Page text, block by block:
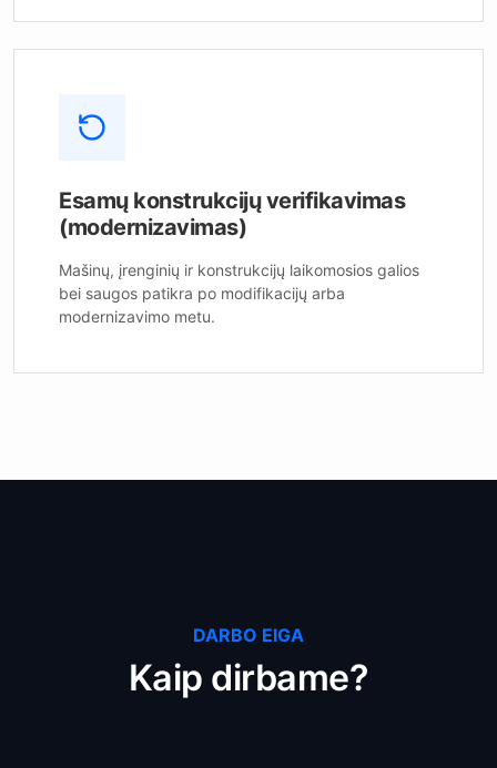
Esamų konstrukcijų verifikavimas
(modernizavimas)
Mašinų, įrenginių ir konstrukcijų laikomosios galios
bei saugos patikra po modifikacijų arba
modernizavimo metu.
DARBO EIGA
Kaip dirbame?